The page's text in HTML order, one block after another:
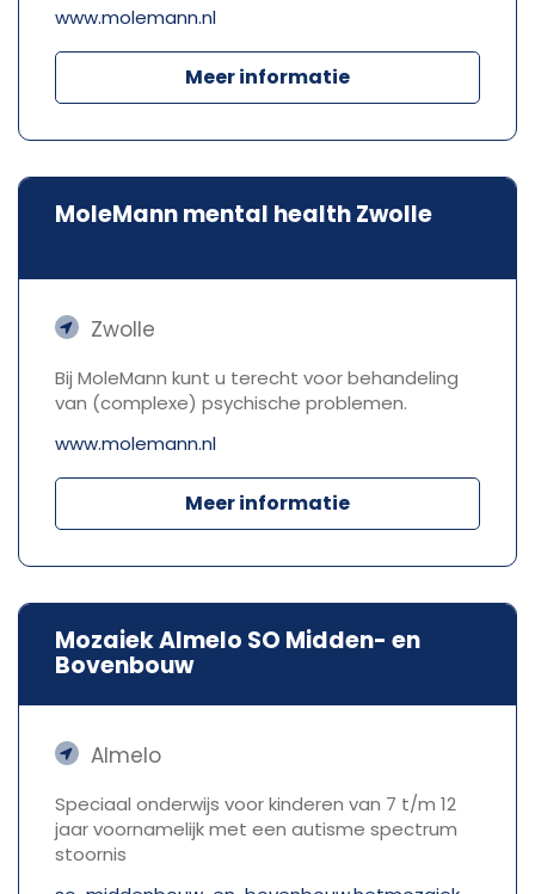
www.molemann.nl
Meer informatie
MoleMann mental health Zwolle
Zwolle
Bij MoleMann kunt u terecht voor behandeling
van (complexe) psychische problemen.
www.molemann.nl
Meer informatie
Mozaiek Almelo SO Midden- en
Bovenbouw
Almelo
Speciaal onderwijs voor kinderen van 7 t/m 12
jaar voornamelijk met een autisme spectrum
stoornis